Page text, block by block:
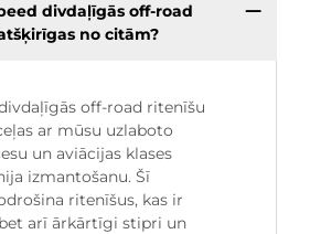
divdaļīgās off-road
no citām?
off-road ritenīšu
ar mūsu uzlaboto
un aviācijas klases
izmantošanu. Šī
ritenīšus, kas ir
arī ārkārtīgi stipri un